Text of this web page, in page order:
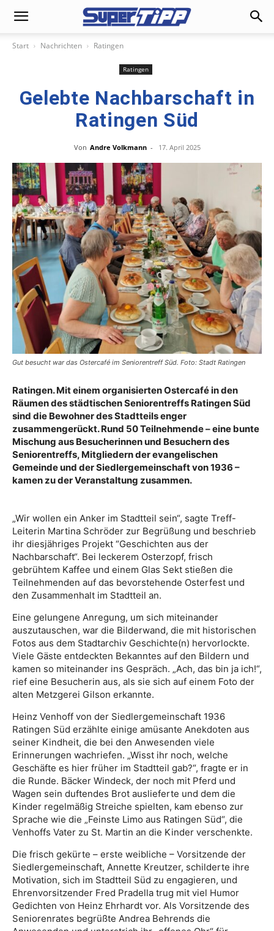
Start Nachrichten Ratingen
Ratingen
Gelebte Nachbarschaft in
Ratingen Süd
Von Andre Volkmann - 17. April 2025
Gut besucht war das Ostercafé im Seniorentreff Süd. Foto: Stadt Ratingen
Ratingen. Mit einem organisierten Ostercafé in den
Räumen des städtischen Seniorentreffs Ratingen Süd
sind die Bewohner des Stadtteils enger
zusammengerückt. Rund 50 Teilnehmende – eine bunte
Mischung aus Besucherinnen und Besuchern des
Seniorentreffs, Mitgliedern der evangelischen
Gemeinde und der Siedlergemeinschaft von 1936 –
kamen zu der Veranstaltung zusammen.
„Wir wollen ein Anker im Stadtteil sein“, sagte Treff-
Leiterin Martina Schröder zur Begrüßung und beschrieb
ihr diesjähriges Projekt “Geschichten aus der
Nachbarschaft“. Bei leckerem Osterzopf, frisch
gebrühtem Kaffee und einem Glas Sekt stießen die
Teilnehmenden auf das bevorstehende Osterfest und
den Zusammenhalt im Stadtteil an.
Eine gelungene Anregung, um sich miteinander
auszutauschen, war die Bilderwand, die mit historischen
Fotos aus dem Stadtarchiv Geschichte(n) hervorlockte.
Viele Gäste entdeckten Bekanntes auf den Bildern und
kamen so miteinander ins Gespräch. „Ach, das bin ja ich!“,
rief eine Besucherin aus, als sie sich auf einem Foto der
alten Metzgerei Gilson erkannte.
Heinz Venhoff von der Siedlergemeinschaft 1936
Ratingen Süd erzählte einige amüsante Anekdoten aus
seiner Kindheit, die bei den Anwesenden viele
Erinnerungen wachriefen. „Wisst ihr noch, welche
Geschäfte es hier früher im Stadtteil gab?“, fragte er in
die Runde. Bäcker Windeck, der noch mit Pferd und
Wagen sein duftendes Brot auslieferte und dem die
Kinder regelmäßig Streiche spielten, kam ebenso zur
Sprache wie die „Feinste Limo aus Ratingen Süd“, die
Venhoffs Vater zu St. Martin an die Kinder verschenkte.
Die frisch gekürte – erste weibliche – Vorsitzende der
Siedlergemeinschaft, Annette Kreutzer, schilderte ihre
Motivation, sich im Stadtteil Süd zu engagieren, und
Ehrenvorsitzender Fred Pradella trug mit viel Humor
Gedichten von Heinz Ehrhardt vor. Als Vorsitzende des
Seniorenrates begrüßte Andrea Behrends die